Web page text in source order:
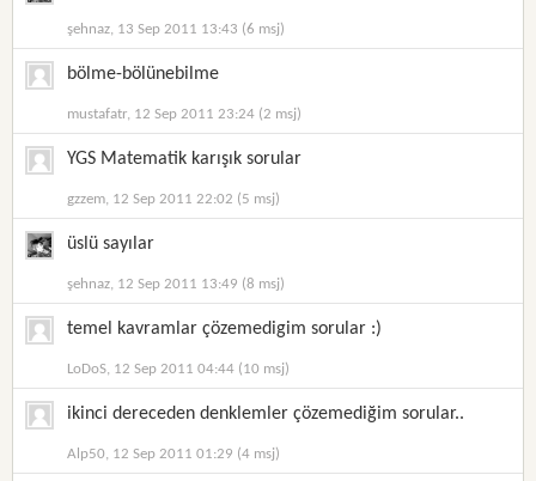
şehnaz, 13 Sep 2011 13:43 (6 msj)
bölme-bölünebilme
mustafatr, 12 Sep 2011 23:24 (2 msj)
YGS Matematik karışık sorular
gzzem, 12 Sep 2011 22:02 (5 msj)
üslü sayılar
şehnaz, 12 Sep 2011 13:49 (8 msj)
temel kavramlar çözemedigim sorular :)
LoDoS, 12 Sep 2011 04:44 (10 msj)
ikinci dereceden denklemler çözemediğim sorular..
Alp50, 12 Sep 2011 01:29 (4 msj)